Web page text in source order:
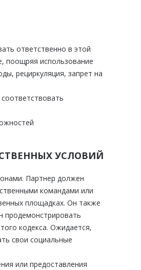
ответственно в этой
поощряя использование
рециркуляция, запрет на
УСЛОВИЙ
Партнер должен
командами или
площадках. Он также
продемонстрировать
кодекса. Ожидается,
свои социальные
или предоставления